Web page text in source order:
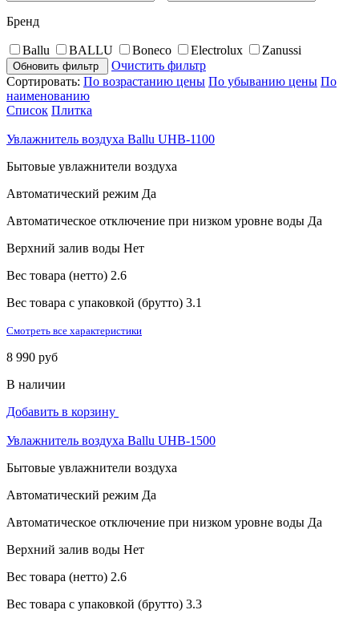
Бренд
Ballu BALLU Boneco Electrolux Zanussi
Обновить фильтр
Очистить фильтр
Сортировать: По возрастанию цены По убыванию цены По
наименованию
Список Плитка
Увлажнитель воздуха Ballu UHB-1100
Бытовые увлажнители воздуха
Автоматический режим Да
Автоматическое отключение при низком уровне воды Да
Верхний залив воды Нет
Вес товара (нетто) 2.6
Вес товара с упаковкой (брутто) 3.1
Смотреть все характеристики
8 990 руб
В наличии
Добавить в корзину
Увлажнитель воздуха Ballu UHB-1500
Бытовые увлажнители воздуха
Автоматический режим Да
Автоматическое отключение при низком уровне воды Да
Верхний залив воды Нет
Вес товара (нетто) 2.6
Вес товара с упаковкой (брутто) 3.3